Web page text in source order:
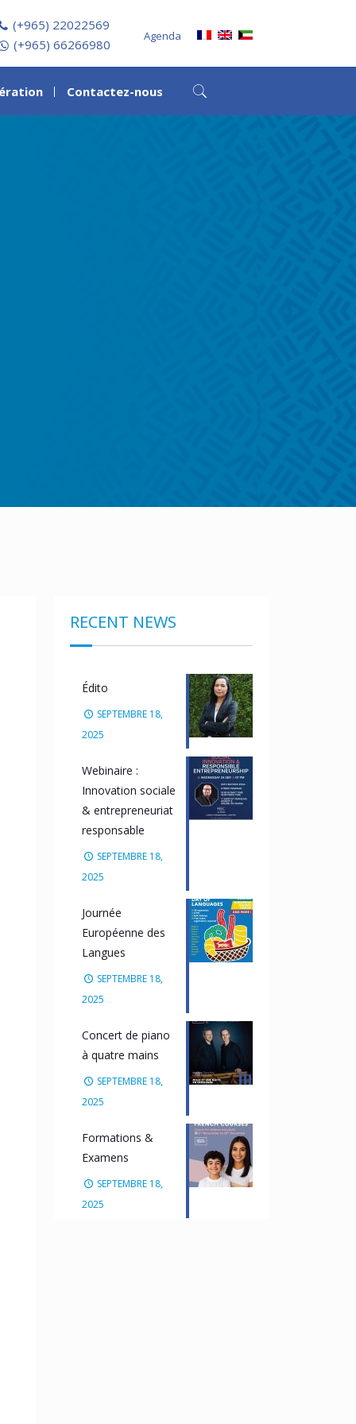
(+965) 22022569
(+965) 66266980
Agenda
Contactez-nous
RECENT NEWS
Édito
SEPTEMBRE 18,
2025
Webinaire :
Innovation sociale
& entrepreneuriat
responsable
SEPTEMBRE 18,
2025
Journée
Européenne des
Langues
SEPTEMBRE 18,
2025
Concert de piano
à quatre mains
SEPTEMBRE 18,
2025
Formations &
Examens
SEPTEMBRE 18,
2025